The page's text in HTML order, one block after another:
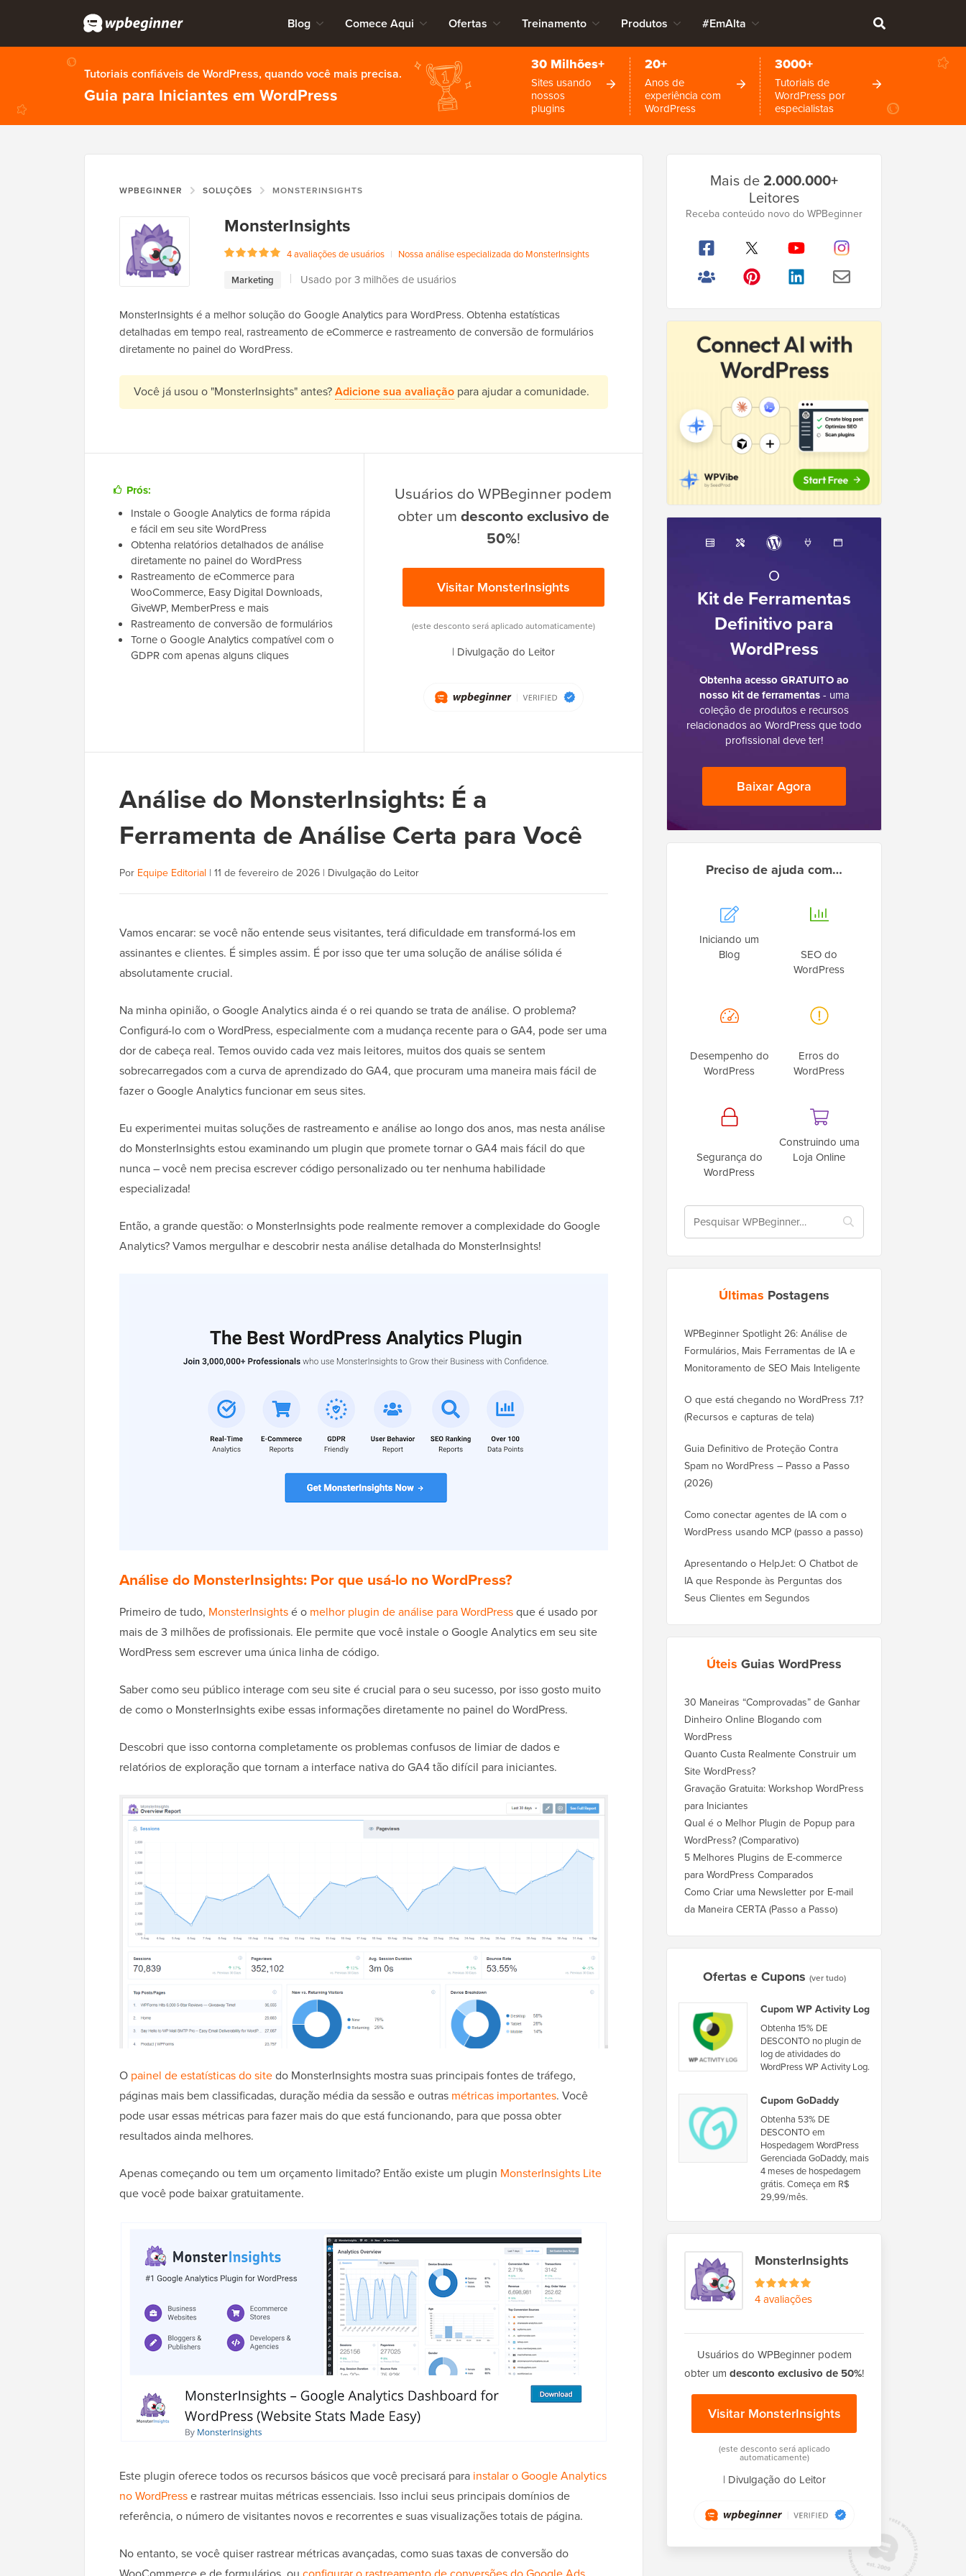
Blog Comece Aqui Ofertas Treinamento Produtos #EmAlta
Tutoriais confiáveis de WordPress, quando você mais precisa.
Guia para Iniciantes em WordPress
30 Milhões+
Sites usando
nossos
plugins
20+
Anos de
experiência com
WordPress
3000+
Tutoriais de
WordPress por
especialistas
WPBEGINNER SOLUÇÕES MONSTERINSIGHTS
MonsterInsights
4 avaliações de usuários | Nossa análise especializada do MonsterInsights
Marketing
Usado por 3 milhões de usuários
MonsterInsights é a melhor solução do Google Analytics para WordPress. Obtenha estatísticas
detalhadas em tempo real, rastreamento de eCommerce e rastreamento de conversão de formulários
diretamente no painel do WordPress.
Você já usou o "MonsterInsights" antes?Adicione sua avaliação para ajudar a comunidade.
Prós:
Instale o Google Analytics de forma rápida
e fácil em seu site WordPress
Obtenha relatórios detalhados de análise
diretamente no painel do WordPress
Rastreamento de eCommerce para
WooCommerce, Easy Digital Downloads,
GiveWP, MemberPress e mais
Rastreamento de conversão de formulários
Torne o Google Analytics compatível com o
GDPR com apenas alguns cliques
Usuários do WPBeginner podem
obter umdesconto exclusivo de
50%!
Visitar MonsterInsights
(este desconto será aplicado automaticamente)
| Divulgação do Leitor
Análise do MonsterInsights: É a
Ferramenta de Análise Certa para Você
Por Equipe Editorial | 11 de fevereiro de 2026 | Divulgação do Leitor
Vamos encarar: se você não entende seus visitantes, terá dificuldade em transformá-los em
assinantes e clientes. É simples assim. É por isso que ter uma solução de análise sólida é
absolutamente crucial.
Na minha opinião, o Google Analytics ainda é o rei quando se trata de análise. O problema?
Configurá-lo com o WordPress, especialmente com a mudança recente para o GA4, pode ser uma
dor de cabeça real. Temos ouvido cada vez mais leitores, muitos dos quais se sentem
sobrecarregados com a curva de aprendizado do GA4, que procuram uma maneira mais fácil de
fazer o Google Analytics funcionar em seus sites.
Eu experimentei muitas soluções de rastreamento e análise ao longo dos anos, mas nesta análise
do MonsterInsights estou examinando um plugin que promete tornar o GA4 mais fácil do que
nunca – você nem precisa escrever código personalizado ou ter nenhuma habilidade
especializada!
Então, a grande questão: o MonsterInsights pode realmente remover a complexidade do Google
Analytics? Vamos mergulhar e descobrir nesta análise detalhada do MonsterInsights!
Análise do MonsterInsights: Por que usá-lo no WordPress?
Primeiro de tudo, MonsterInsightsé o melhor plugin de análise para WordPressque é usado por
mais de 3 milhões de profissionais. Ele permite que você instale o Google Analytics em seu site
WordPress sem escrever uma única linha de código.
Saber como seu público interage com seu site é crucial para o seu sucesso, por isso gosto muito
de como o MonsterInsights exibe essas informações diretamente no painel do WordPress.
Descobri que isso contorna completamente os problemas confusos de limiar de dados e
relatórios de exploração que tornam a interface nativa do GA4 tão difícil para iniciantes.
O painel de estatísticas do sitedo MonsterInsights mostra suas principais fontes de tráfego,
páginas mais bem classificadas, duração média da sessão e outras métricas importantes. Você
pode usar essas métricas para fazer mais do que está funcionando, para que possa obter
resultados ainda melhores.
Apenas começando ou tem um orçamento limitado? Então existe um plugin MonsterInsights Lite
que você pode baixar gratuitamente.
Este plugin oferece todos os recursos básicos que você precisará para instalar o Google Analytics
no WordPresse rastrear muitas métricas essenciais. Isso inclui seus principais domínios de
referência, o número de visitantes novos e recorrentes e suas visualizações totais de página.
No entanto, se você quiser rastrear métricas avançadas, como suas taxas de conversão do
Lateral
Principal
Mais de2.000.000+
Leitores
Receba conteúdo novo do WPBeginner
O
Kit de Ferramentas
Definitivo para
WordPress
Obtenha acesso GRATUITO ao
nosso kit de ferramentas- uma
coleção de produtos e recursos
relacionados ao WordPress que todo
profissional deve ter!
Baixar Agora
Preciso de ajuda com…
Iniciando um
Blog
SEO do
WordPress
Desempenho do
WordPress
Erros do
WordPress
Segurança do
WordPress
Construindo uma
Loja Online
Últimas Postagens
WPBeginner Spotlight 26: Análise de
Formulários, Mais Ferramentas de IA e
Monitoramento de SEO Mais Inteligente
O que está chegando no WordPress 7.1?
(Recursos e capturas de tela)
Guia Definitivo de Proteção Contra
Spam no WordPress – Passo a Passo
(2026)
Como conectar agentes de IA com o
WordPress usando MCP (passo a passo)
Apresentando o HelpJet: O Chatbot de
IA que Responde às Perguntas dos
Seus Clientes em Segundos
Úteis Guias WordPress
30 Maneiras “Comprovadas” de Ganhar
Dinheiro Online Blogando com
WordPress
Quanto Custa Realmente Construir um
Site WordPress?
Gravação Gratuita: Workshop WordPress
para Iniciantes
Qual é o Melhor Plugin de Popup para
WordPress? (Comparativo)
5 Melhores Plugins de E-commerce
para WordPress Comparados
Como Criar uma Newsletter por E-mail
da Maneira CERTA (Passo a Passo)
Ofertas e Cupons (ver tudo)
Cupom WP Activity Log
Obtenha 15% DE
DESCONTO no plugin de
log de atividades do
WordPress WP Activity Log.
Cupom GoDaddy
Obtenha 53% DE
DESCONTO em
Hospedagem WordPress
Gerenciada GoDaddy, mais
4 meses de hospedagem
grátis. Começa em R$
29,99/mês.
MonsterInsights
4 avaliações
Usuários do WPBeginner podem
obter um desconto exclusivo de 50%!
Visitar MonsterInsights
(este desconto será aplicado
automaticamente)
| Divulgação do Leitor